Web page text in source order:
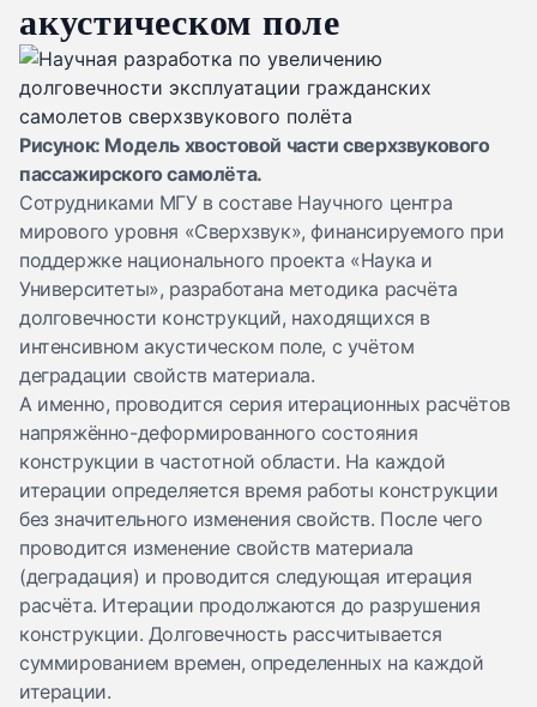
акустическом поле
Рисунок: Модель хвостовой части сверхзвукового
пассажирского самолёта.
Сотрудниками МГУ в составе Научного центра
мирового уровня «Сверхзвук», финансируемого при
поддержке национального проекта «Наука и
Университеты», разработана методика расчёта
долговечности конструкций, находящихся в
интенсивном акустическом поле, с учётом
деградации свойств материала.
А именно, проводится серия итерационных расчётов
напряжённо-деформированного состояния
конструкции в частотной области. На каждой
итерации определяется время работы конструкции
без значительного изменения свойств. После чего
проводится изменение свойств материала
(деградация) и проводится следующая итерация
расчёта. Итерации продолжаются до разрушения
конструкции. Долговечность рассчитывается
суммированием времен, определенных на каждой
итерации.